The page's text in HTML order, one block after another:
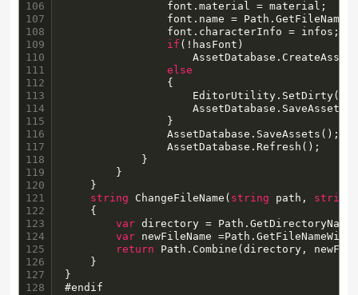
106
107
108
109
110
111
112
113
114
115
116
117
118
119
120
121
122
123
124
125
126
127
128
                font.material = material;
font.name =
                font.characterInfo = infos;
if (!hasFont)
else
                {
                }
                AssetDatabase.SaveAssets();
                AssetDatabase.Refresh();
            }
        }
    }
string ChangeFileName( string path, string
    {
var directory =
var newFileName
return Path.Combine(directory,
    }
}
#endif